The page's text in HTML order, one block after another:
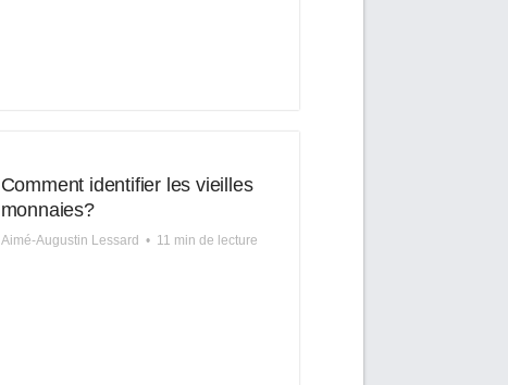
Comment identifier les vieilles
monnaies?
Aimé-Augustin Lessard • 11 min de lecture